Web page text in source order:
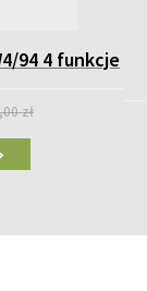
94 4 funkcje
zł